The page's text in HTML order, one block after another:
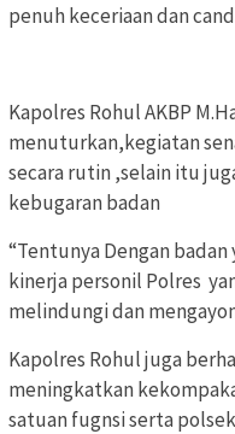
penuh keceriaan dan
Kapolres Rohul AKBP
menuturkan,kegiatan
secara rutin ,selain itu
kebugaran badan
“Tentunya Dengan
kinerja personil Polres
melindungi dan
Kapolres Rohul juga
meningkatkan
satuan fugnsi serta